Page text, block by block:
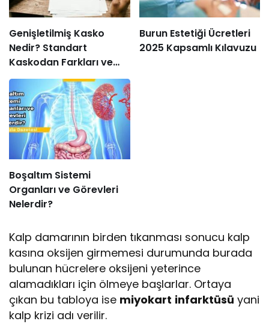
Genişletilmiş Kasko
Nedir? Standart
Kaskodan Farkları ve
Avantajları Nelerdir?
Burun Estetiği Ücretleri
2025 Kapsamlı Kılavuzu
Boşaltım Sistemi
Organları ve Görevleri
Nelerdir?
Kalp damarının birden tıkanması sonucu kalp
kasına oksijen girmemesi durumunda burada
bulunan hücrelere oksijeni yeterince
alamadıkları için ölmeye başlarlar. Ortaya
çıkan bu tabloya ise miyokart infarktüsü yani
kalp krizi adı verilir.